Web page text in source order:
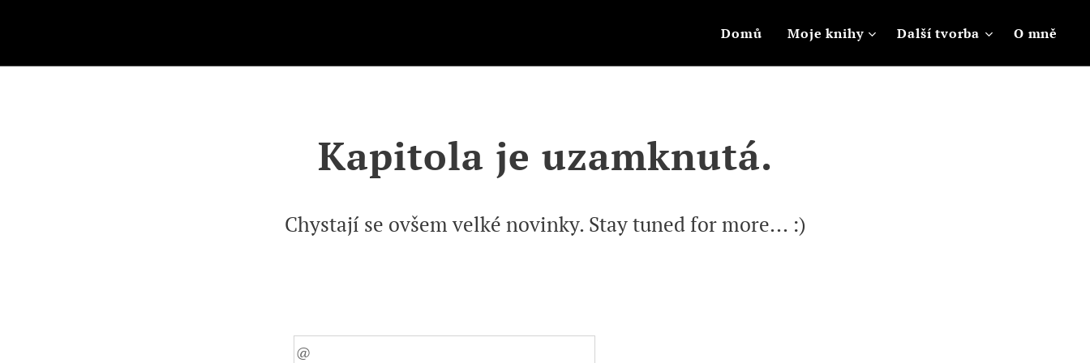
Domů Moje knihy Další tvorba O mně
Kapitola je uzamknutá.
Chystají se ovšem velké novinky. Stay tuned for more... :)